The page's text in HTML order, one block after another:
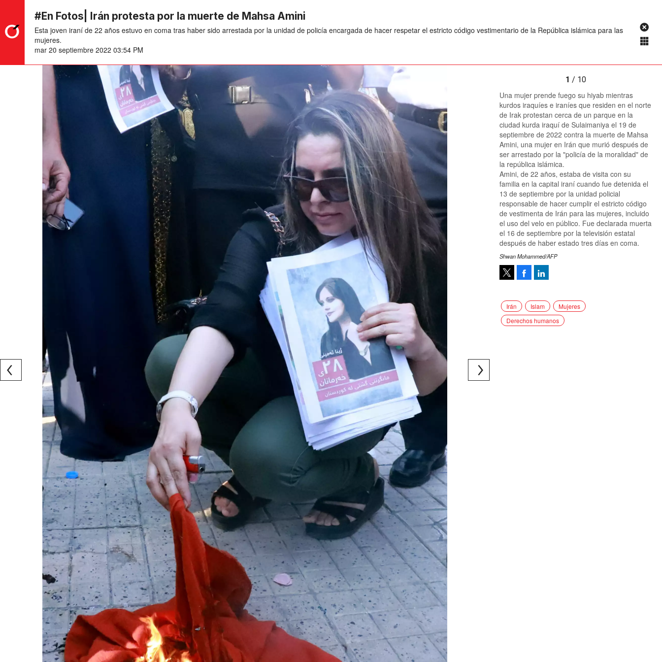
#En Fotos| Irán protesta por la muerte de Mahsa Amini
Esta joven iraní de 22 años estuvo en coma tras haber sido arrestada por la unidad de policía encargada de hacer respetar el estricto código vestimentario de la República islámica para las
mujeres.
mar 20 septiembre 2022 03:54 PM
Irán Islam
Mujeres
Derechos humanos
1 / 10
Una mujer prende fuego su hiyab mientras
kurdos iraquíes e iraníes que residen en el norte
de Irak protestan cerca de un parque en la
ciudad kurda iraquí de Sulaimaniya el 19 de
septiembre de 2022 contra la muerte de Mahsa
Amini, una mujer en Irán que murió después de
ser arrestado por la "policía de la moralidad" de
la república islámica.
Amini, de 22 años, estaba de visita con su
familia en la capital iraní cuando fue detenida el
13 de septiembre por la unidad policial
responsable de hacer cumplir el estricto código
de vestimenta de Irán para las mujeres, incluido
el uso del velo en público. Fue declarada muerta
el 16 de septiembre por la televisión estatal
después de haber estado tres días en coma.
Shwan Mohammed/AFP
Facebook